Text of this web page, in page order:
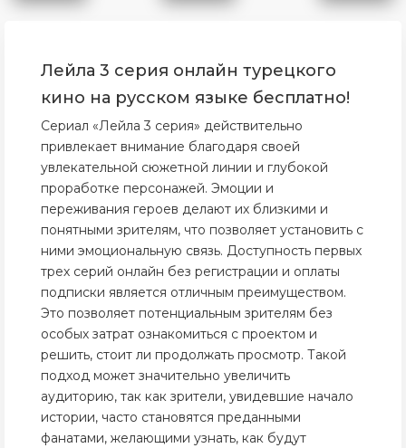
Лейла 3 серия онлайн турецкого
кино на русском языке бесплатно!
Сериал «Лейла 3 серия» действительно
привлекает внимание благодаря своей
увлекательной сюжетной линии и глубокой
проработке персонажей. Эмоции и
переживания героев делают их близкими и
понятными зрителям, что позволяет установить с
ними эмоциональную связь. Доступность первых
трех серий онлайн без регистрации и оплаты
подписки является отличным преимуществом.
Это позволяет потенциальным зрителям без
особых затрат ознакомиться с проектом и
решить, стоит ли продолжать просмотр. Такой
подход может значительно увеличить
аудиторию, так как зрители, увидевшие начало
истории, часто становятся преданными
фанатами, желающими узнать, как будут